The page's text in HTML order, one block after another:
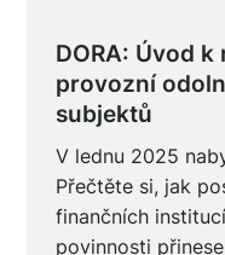
DORA: Úvod
provozní
subjektů
V lednu 2025
Přečtěte si, jak
finančních
povinnosti